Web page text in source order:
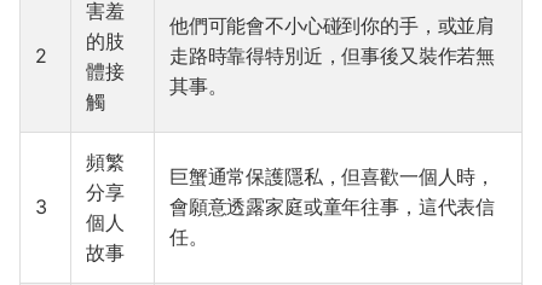
2
害羞
的肢
體接
觸
他們可能會不小心碰到你的手，或並肩
走路時靠得特別近，但事後又裝作若無
其事。
3
頻繁
分享
個人
故事
巨蟹通常保護隱私，但喜歡一個人時，
會願意透露家庭或童年往事，這代表信
任。